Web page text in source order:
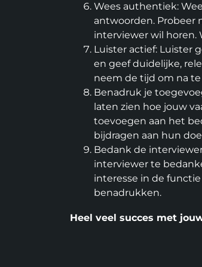
Wees authentiek:
antwoorden. Probeer
interviewer wil horen.
Luister actief: Luister
en geef duidelijke,
neem de tijd om na
Benadruk je
laten zien hoe jouw
toevoegen aan het
bijdragen aan hun
Bedank de
interviewer te
interesse in de
benadrukken.
Heel veel succes met